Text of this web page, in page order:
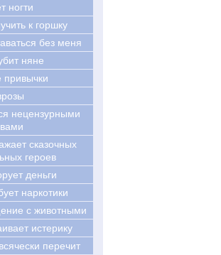
ногти
к горшку
без меня
няне
нецензурными
сказочных
героев
деньги
наркотики
с животными
истерику
перечит